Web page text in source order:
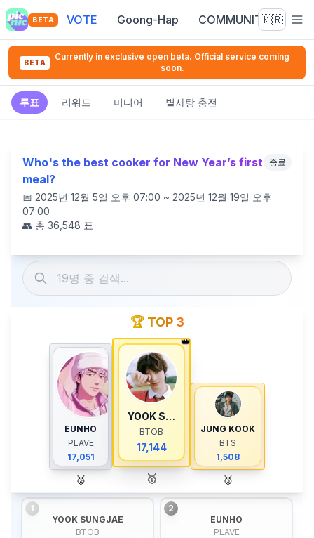
BETA VOTE Goong-Hap COMMUNITY🇰🇷
BETA
Currently in exclusive open beta. Official service coming
soon.
투표 리워드 미디어 별사탕 충전
Who's the best cooker for New Year’s first
meal?
종료
📅 2025년 12월 5일 오후 07:00 ~ 2025년 12월 19일 오후
07:00
👥 총 36,548 표
🏆 TOP 3
EUNHO
PLAVE
17,051
🥈
👑
YOOK SUNGJAE
BTOB
17,144
🥇
JUNG KOOK
BTS
1,508
🥉
1
YOOK SUNGJAE
BTOB
2
EUNHO
PLAVE